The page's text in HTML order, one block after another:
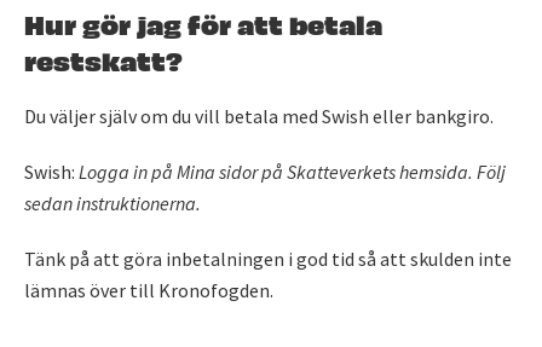
Hur gör jag för att betala
restskatt?
Du väljer själv om du vill betala med Swish eller bankgiro.
Swish: Logga in på Mina sidor på Skatteverkets hemsida. Följ
sedan instruktionerna.
Tänk på att göra inbetalningen i god tid så att skulden inte
lämnas över till Kronofogden.